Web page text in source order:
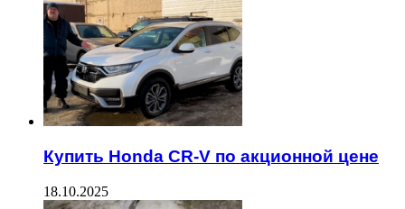
Купить Honda CR-V по акционной цене
18.10.2025